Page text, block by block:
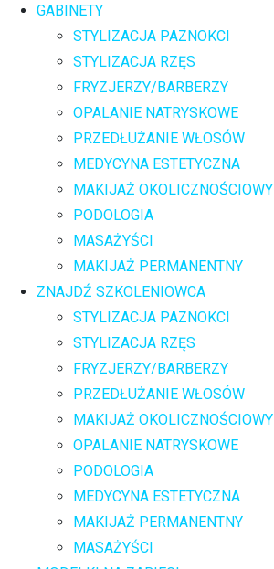
GABINETY
STYLIZACJA PAZNOKCI
STYLIZACJA RZĘS
FRYZJERZY/BARBERZY
OPALANIE NATRYSKOWE
PRZEDŁUŻANIE WŁOSÓW
MEDYCYNA ESTETYCZNA
MAKIJAŻ OKOLICZNOŚCIOWY
PODOLOGIA
MASAŻYŚCI
MAKIJAŻ PERMANENTNY
ZNAJDŹ SZKOLENIOWCA
STYLIZACJA PAZNOKCI
STYLIZACJA RZĘS
FRYZJERZY/BARBERZY
PRZEDŁUŻANIE WŁOSÓW
MAKIJAŻ OKOLICZNOŚCIOWY
OPALANIE NATRYSKOWE
PODOLOGIA
MEDYCYNA ESTETYCZNA
MAKIJAŻ PERMANENTNY
MASAŻYŚCI